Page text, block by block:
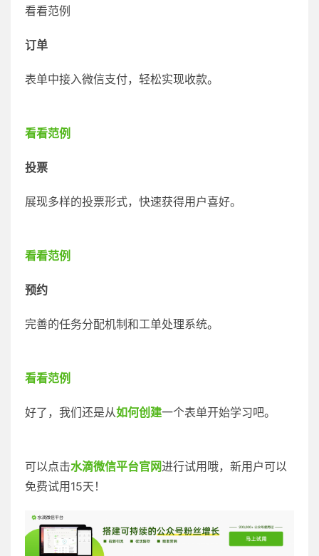
看看范例
订单
表单中接入微信支付，轻松实现收款。
看看范例
投票
展现多样的投票形式，快速获得用户喜好。
看看范例
预约
完善的任务分配机制和工单处理系统。
看看范例
好了，我们还是从如何创建一个表单开始学习吧。
可以点击水滴微信平台官网进行试用哦，新用户可以
免费试用15天！